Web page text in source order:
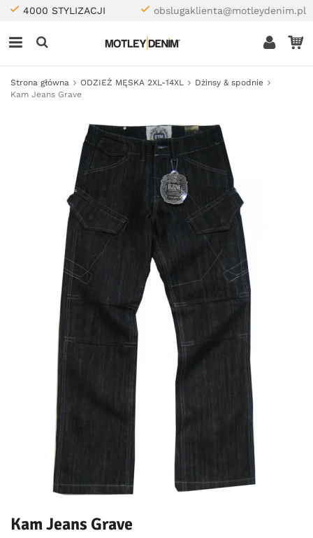
4000 STYLIZACJI obslugaklienta@motleydenim.pl
Strona główna ODZIEŻ MĘSKA 2XL-14XL
Dżinsy & spodnie
Kam Jeans Grave
Kam Jeans Grave